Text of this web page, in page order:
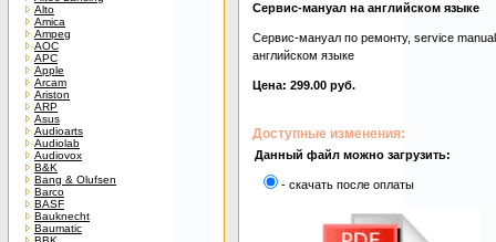
Alto
Amica
Ampeg
AOC
APC
Apple
Arcam
Ariston
ARP
Asus
Audioarts
Audiolab
Audiovox
B&K
Bang & Olufsen
Barco
BASF
Bauknecht
Baumatic
Сервис-мануал на английском языке
Сервис-мануал по ремонту, service
английском языке
Цена: 299.00 руб.
Доступные изменения:
Данный файл можно загрузить:
- скачать после оплаты